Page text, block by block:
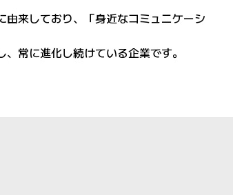
来しており、「身近なコミュニケーシ
常に進化し続けている企業です。